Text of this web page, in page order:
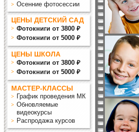
Осенние фотосессии
ЦЕНЫ ДЕТСКИЙ САД
Фотокниги от 3800 ₽
Фотокниги от 5000 ₽
ЦЕНЫ ШКОЛА
Фотокниги от 3800 ₽
Фотокниги от 5000 ₽
МАСТЕР-КЛАССЫ
График проведения МК
Обновляемые
видеокурсы
Распродажа курсов